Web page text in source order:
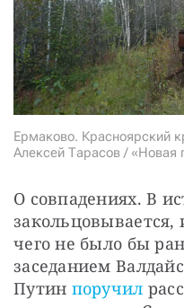
Ермаково. Красноярский
Алексей Тарасов / «Новая
О совпадениях. В
закольцовывается,
чего не было бы
заседанием
Путин поручил
Если у вас есть вопросы,
звоните:
+7 (929) 612-03-68